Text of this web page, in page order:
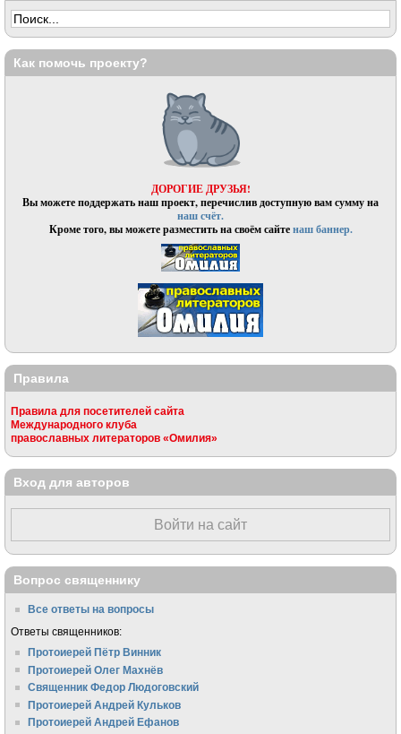
Как помочь проекту?
ДОРОГИЕ ДРУЗЬЯ!
Вы можете поддержать наш проект, перечислив доступную вам сумму на
наш счёт.
Кроме того, вы можете разместить на своём сайтенаш баннер.
Правила
Правила для посетителей сайта
Международного клуба
православных литераторов «Омилия»
Вход для авторов
Войти на сайт
Вопрос священнику
Все ответы на вопросы
Ответы священников:
Протоиерей Пётр Винник
Протоиерей Олег Махнёв
Священник Федор Людоговский
Протоиерей Андрей Кульков
Протоиерей Андрей Ефанов